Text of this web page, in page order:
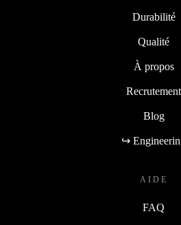
Durabilité
Qualité
À propos
Recrutement
Blog
↪
AIDE
FAQ